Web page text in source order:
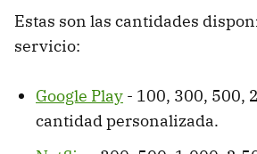
Estas son las cantidades
servicio:
Google Play - 100, 300, 500,
cantidad personalizada.